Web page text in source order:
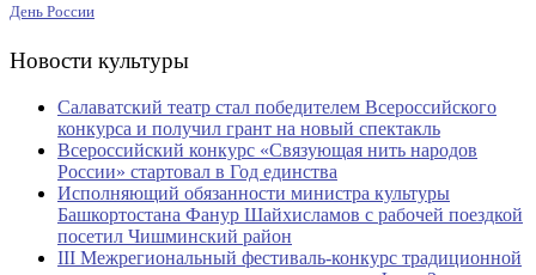
День России
Новости культуры
Салаватский театр стал победителем Всероссийского
конкурса и получил грант на новый спектакль
Всероссийский конкурс «Связующая нить народов
России» стартовал в Год единства
Исполняющий обязанности министра культуры
Башкортостана Фанур Шайхисламов с рабочей поездкой
посетил Чишминский район
III Межрегиональный фестиваль-конкурс традиционной